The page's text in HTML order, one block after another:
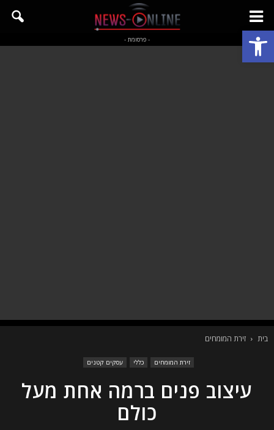
פתח סרגל נגישות - פרסומת -
בית זירת המומחים
זירת המומחים כללי עסקים קטנים
עיצוב פנים ברמה אחת מעל
כולם